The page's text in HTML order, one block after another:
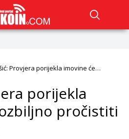
Provjera porijekla imovine će
porijekla
pročistiti